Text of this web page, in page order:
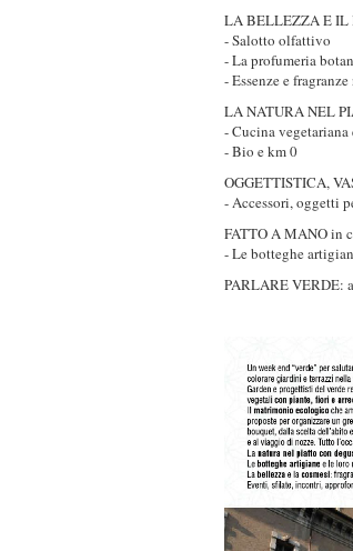
LA BELLEZZA E IL
- Salotto olfattivo
- La profumeria
- Essenze e
LA NATURA NEL
- Cucina vegetariana
- Bio e km 0
OGGETTISTICA,
- Accessori, oggetti
FATTO A MANO in
- Le botteghe
PARLARE VERDE: